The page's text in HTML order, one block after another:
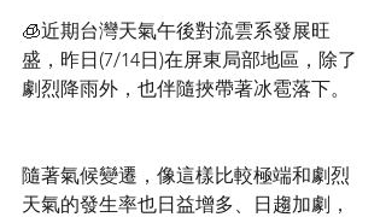
🧊近期台灣天氣午後對流雲系發展旺
盛，昨日(7/14日)在屏東局部地區，除了
劇烈降雨外，也伴隨挾帶著冰雹落下。
隨著氣候變遷，像這樣比較極端和劇烈
天氣的發生率也日益增多、日趨加劇，